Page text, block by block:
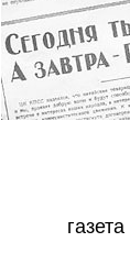
газета